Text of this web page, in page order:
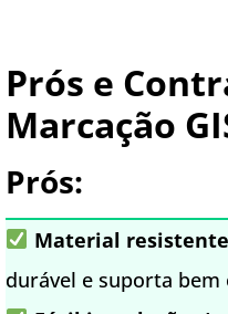
Prós e
Marcação
Prós:
Material
durável e suporta